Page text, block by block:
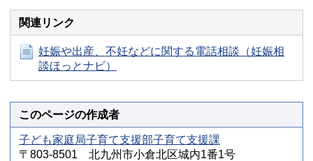
関連リンク
妊娠や出産、不妊などに関する電話相談（妊娠相
談ほっとナビ）
このページの作成者
子ども家庭局子育て支援部子育て支援課
〒803-8501 北九州市小倉北区城内1番1号